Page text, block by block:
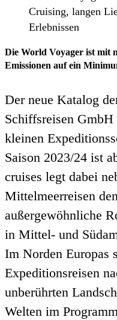
Die World Voyager ist mit
Emissionen auf ein
Der neue Katalog
Schiffsreisen
kleinen
Saison 2023/24 ist
cruises legt dabei
Mittelmeerreisen
außergewöhnliche
in Mittel- und
Im Norden Europas
Expeditionsreisen
unberührten
Welten im